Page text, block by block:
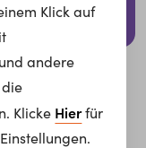
Klick auf
andere
Klicke Hierfür